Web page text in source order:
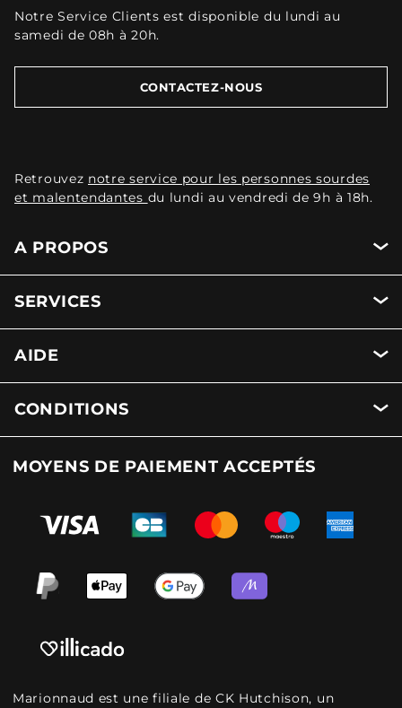
Notre Service Clients est disponible du lundi au
samedi de 08h à 20h.
CONTACTEZ-NOUS
Retrouvez notre service pour les personnes sourdes
et malentendantes du lundi au vendredi de 9h à 18h.
A PROPOS
SERVICES
AIDE
CONDITIONS
MOYENS DE PAIEMENT ACCEPTÉS
Marionnaud est une filiale de CK Hutchison, un